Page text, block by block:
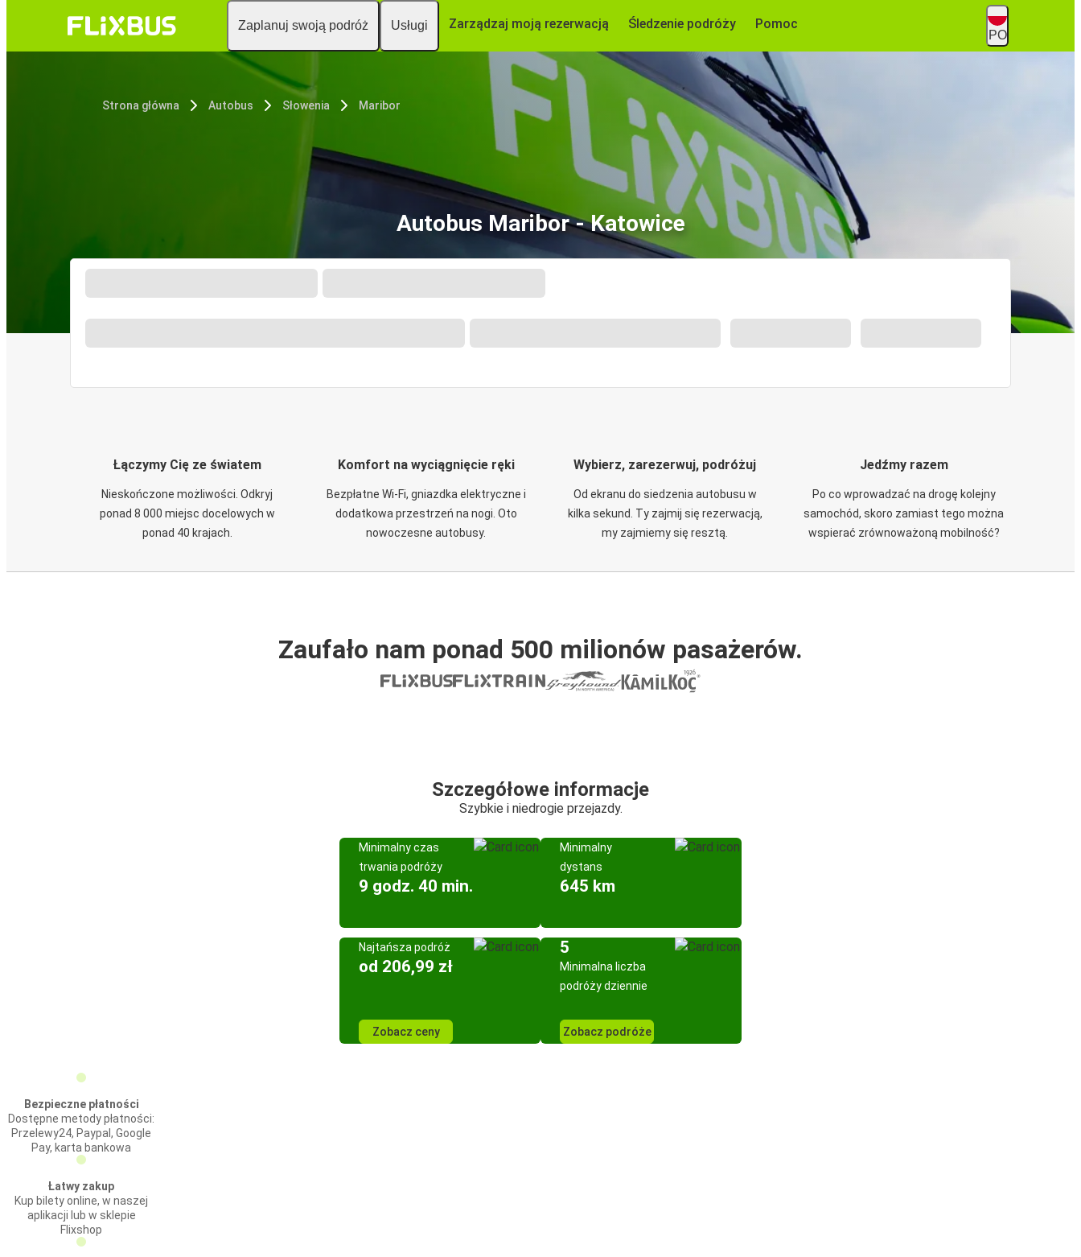
Zaplanuj swoją podróż Usługi Zarządzaj moją rezerwacją Śledzenie podróży Pomoc
PO
Strona główna Autobus Słowenia Maribor
Autobus Maribor - Katowice
Łączymy Cię ze światem
Nieskończone możliwości. Odkryj
ponad 8 000 miejsc docelowych w
ponad 40 krajach.
Komfort na wyciągnięcie ręki
Bezpłatne Wi-Fi, gniazdka elektryczne i
dodatkowa przestrzeń na nogi. Oto
nowoczesne autobusy.
Wybierz, zarezerwuj, podróżuj
Od ekranu do siedzenia autobusu w
kilka sekund. Ty zajmij się rezerwacją,
my zajmiemy się resztą.
Jedźmy razem
Po co wprowadzać na drogę kolejny
samochód, skoro zamiast tego można
wspierać zrównoważoną mobilność?
Zaufało nam ponad 500 milionów pasażerów.
Szczegółowe informacje
Szybkie i niedrogie przejazdy.
Minimalny czas
trwania podróży
9 godz. 40 min.
Minimalny
dystans
645 km
Najtańsza podróż
od 206,99 zł
Zobacz ceny
5
Minimalna liczba
podróży dziennie
Zobacz podróże
Bezpieczne płatności
Dostępne metody płatności:
Przelewy24, Paypal, Google
Pay, karta bankowa
Łatwy zakup
Kup bilety online, w naszej
aplikacji lub w sklepie
Flixshop